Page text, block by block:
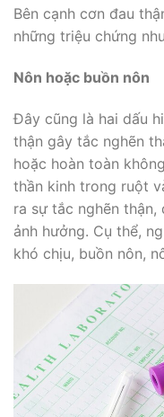
Bên cạnh cơn đau
những triệu chứng
Nôn hoặc buồn nôn
Đây cũng là hai dấu
thận gây tắc nghẽn
hoặc hoàn toàn
thần kinh trong ruột
ra sự tắc nghẽn thận,
ảnh hưởng. Cụ thể,
khó chịu, buồn nôn,